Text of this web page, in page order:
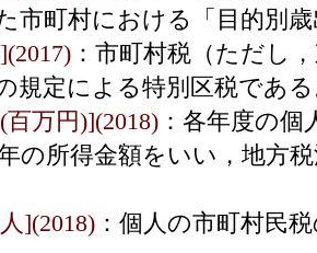
市町村における「目的別
：市町村税（ただし
規定による特別区税であ
万円)](2018) ：各年度の
の所得金額をいい，地方
](2018) ：個人の市町村民